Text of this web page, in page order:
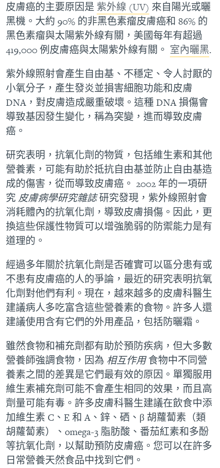
皮膚癌的主要原因是 紫外線 (UV) 來自陽光或曬
黑機。大約 90% 的非黑色素瘤皮膚癌和 86% 的
黑色素瘤與太陽紫外線有關，美國每年有超過
419,000 例皮膚癌與太陽紫外線有關。 室內曬黑.
紫外線照射會產生自由基、不穩定、令人討厭的
小氧分子，產生發炎並損害細胞功能和皮膚
DNA，對皮膚造成嚴重破壞。這種 DNA 損傷會
導致基因發生變化，稱為突變，進而導致皮膚
癌。
研究表明，抗氧化劑的物質，包括維生素和其他
營養素，可能有助於抵抗自由基並防止自由基造
成的傷害，從而導致皮膚癌。 2002 年的一項研
究皮膚病學研究雜誌研究發現，紫外線照射會
消耗體內的抗氧化劑，導致皮膚損傷。因此，更
換這些保護性物質可以增強脆弱的防禦能力是有
道理的。
經過多年關於抗氧化劑是否確實可以區分患有或
不患有皮膚癌的人的爭論，最近的研究表明抗氧
化劑對他們有利。現在，越來越多的皮膚科醫生
建議病人多吃富含這些營養素的食物。許多人還
建議使用含有它們的外用產品，包括防曬霜。
雖然食物和補充劑都有助於預防疾病，但大多數
營養師強調食物，因為 相互作用食物中不同營
養素之間的差異是它們最有效的原因。單獨服用
維生素補充劑可能不會產生相同的效果，而且高
劑量可能有毒。許多皮膚科醫生建議在飲食中添
加維生素 C、E 和 A、鋅、硒、β 胡蘿蔔素（類
胡蘿蔔素）、omega-3 脂肪酸、番茄紅素和多酚
等抗氧化劑，以幫助預防皮膚癌。您可以在許多
日常營養天然食品中找到它們。